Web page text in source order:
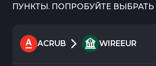
ПУНКТЫ. ПОПРОБУЙТЕ
ACRUB WIREEUR